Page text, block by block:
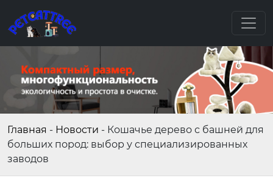
Главная - Новости - Кошачье дерево с башней для
больших пород: выбор у специализированных
заводов